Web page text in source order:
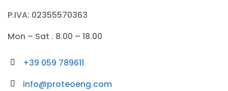
P.IVA: 02355570363
Mon – Sat . 8.00 – 18.00
+39 059 789611
info@proteoeng.com